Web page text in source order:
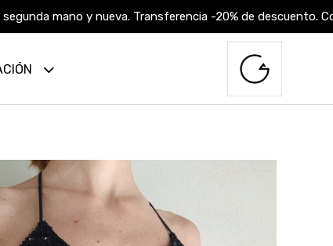
segunda mano y nueva. Transferencia -20% de descuento.